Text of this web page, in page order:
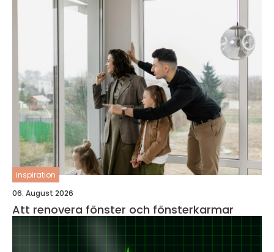
inspiration
06. August 2026
Att renovera fönster och fönsterkarmar